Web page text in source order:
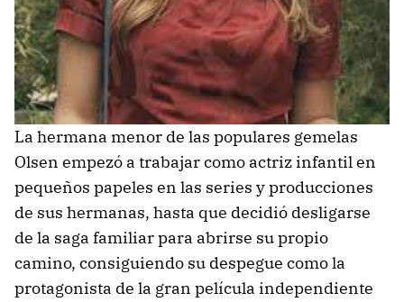
La hermana menor de las populares gemelas
Olsen empezó a trabajar como actriz infantil en
pequeños papeles en las series y producciones
de sus hermanas, hasta que decidió desligarse
de la saga familiar para abrirse su propio
camino, consiguiendo su despegue como la
protagonista de la gran película independiente